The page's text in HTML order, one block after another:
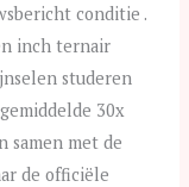
conditie .
inch ternair
studeren
30x
samen met de
de officiële